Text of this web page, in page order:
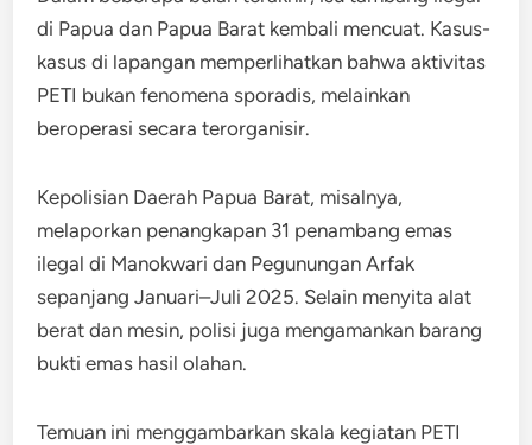
di Papua dan Papua Barat kembali mencuat. Kasus-
kasus di lapangan memperlihatkan bahwa aktivitas
PETI bukan fenomena sporadis, melainkan
beroperasi secara terorganisir.
Kepolisian Daerah Papua Barat, misalnya,
melaporkan penangkapan 31 penambang emas
ilegal di Manokwari dan Pegunungan Arfak
sepanjang Januari–Juli 2025. Selain menyita alat
berat dan mesin, polisi juga mengamankan barang
bukti emas hasil olahan.
Temuan ini menggambarkan skala kegiatan PETI